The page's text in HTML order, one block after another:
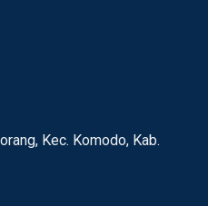
Kec. Komodo, Kab.